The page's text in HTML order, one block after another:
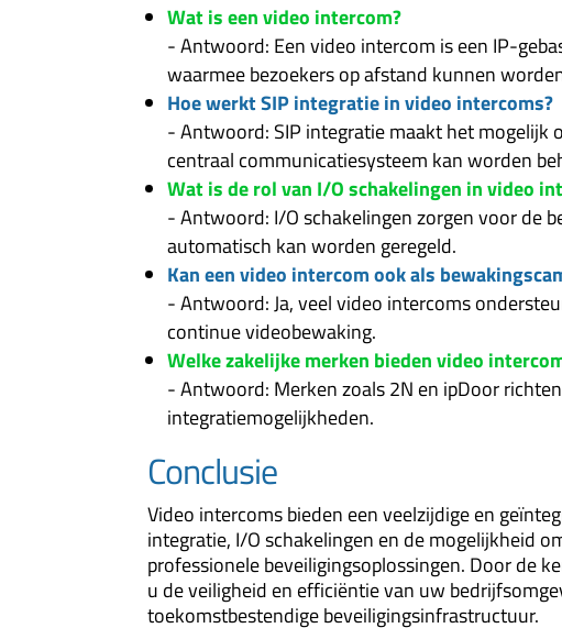
Wat is een video intercom?
- Antwoord: Een video intercom is een IP-
waarmee bezoekers op afstand kunnen
Hoe werkt SIP integratie in video intercoms?
- Antwoord: SIP integratie maakt het mogelijk
centraal communicatiesysteem kan worden
Wat is de rol van I/O schakelingen in video
- Antwoord: I/O schakelingen zorgen voor de
automatisch kan worden geregeld.
Kan een video intercom ook als
- Antwoord: Ja, veel video intercoms
continue videobewaking.
Welke zakelijke merken bieden video
- Antwoord: Merken zoals 2N en ipDoor
integratiemogelijkheden.
Conclusie
Video intercoms bieden een veelzijdige en
integratie, I/O schakelingen en de mogelijkheid
professionele beveiligingsoplossingen. Door de
u de veiligheid en efficiëntie van uw
toekomstbestendige beveiligingsinfrastructuur.